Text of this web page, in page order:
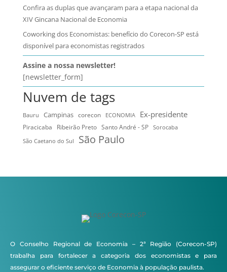
Confira as duplas que avançaram para a etapa nacional da
XIV Gincana Nacional de Economia
Coworking dos Economistas: benefício do Corecon-SP está
disponível para economistas registrados
Assine a nossa newsletter!
[newsletter_form]
Nuvem de tags
Bauru Campinas corecon ECONOMIA Ex-presidente
Piracicaba Ribeirão Preto Santo André - SP
Sorocaba
São Caetano do Sul
São Paulo
O Conselho Regional de Economia – 2ª Região (Corecon-SP)
trabalha para fortalecer a categoria dos economistas e para
assegurar o eficiente serviço de Economia à população paulista.